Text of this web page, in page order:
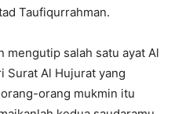
Taufiqurrahman.
mengutip salah satu ayat Al
Surat Al Hujurat yang
orang mukmin itu